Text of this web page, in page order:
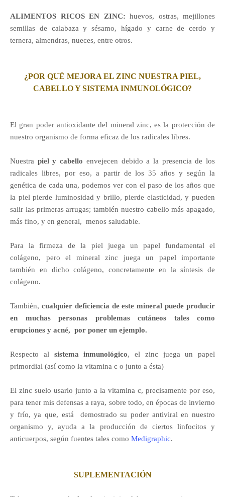
ALIMENTOS RICOS EN ZINC: huevos, ostras, mejillones
semillas de calabaza y sésamo, hígado y carne de cerdo y
ternera, almendras, nueces, entre otros.
¿POR QUÉ MEJORA EL ZINC NUESTRA PIEL,
CABELLO Y SISTEMA INMUNOLÓGICO?
El gran poder antioxidante del mineral zinc, es la protección de
nuestro organismo de forma eficaz de los radicales libres.
Nuestra piel y cabello envejecen debido a la presencia de los
radicales libres, por eso, a partir de los 35 años y según la
genética de cada una, podemos ver con el paso de los años que
la piel pierde luminosidad y brillo, pierde elasticidad, y pueden
salir las primeras arrugas; también nuestro cabello más apagado,
más fino, y en general, menos saludable.
Para la firmeza de la piel juega un papel fundamental el
colágeno, pero el mineral zinc juega un papel importante
también en dicho colágeno, concretamente en la síntesis de
colágeno.
También, cualquier deficiencia de este mineral puede producir
en muchas personas problemas cutáneos tales como
erupciones y acné, por poner un ejemplo.
Respecto al sistema inmunológico, el zinc juega un papel
primordial (así como la vitamina c o junto a ésta)
El zinc suelo usarlo junto a la vitamina c, precisamente por eso,
para tener mis defensas a raya, sobre todo, en épocas de invierno
y frío, ya que, está demostrado su poder antiviral en nuestro
organismo y, ayuda a la producción de ciertos linfocitos y
anticuerpos, según fuentes tales como Medigraphic.
SUPLEMENTACIÓN